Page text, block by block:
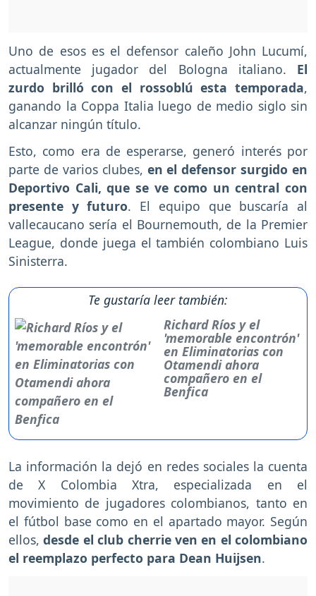
Uno de esos es el defensor caleño John Lucumí,
actualmente jugador del Bologna italiano. El
zurdo brilló con el rossoblú esta temporada,
ganando la Coppa Italia luego de medio siglo sin
alcanzar ningún título.
Esto, como era de esperarse, generó interés por
parte de varios clubes, en el defensor surgido en
Deportivo Cali, que se ve como un central con
presente y futuro. El equipo que buscaría al
vallecaucano sería el Bournemouth, de la Premier
League, donde juega el también colombiano Luis
Sinisterra.
Te gustaría leer también:
Richard Ríos y el
'memorable encontrón'
en Eliminatorias con
Otamendi ahora
compañero en el
Benfica
La información la dejó en redes sociales la cuenta
de X Colombia Xtra, especializada en el
movimiento de jugadores colombianos, tanto en
el fútbol base como en el apartado mayor. Según
ellos,desde el club cherrie ven en el colombiano
el reemplazo perfecto para Dean Huijsen.